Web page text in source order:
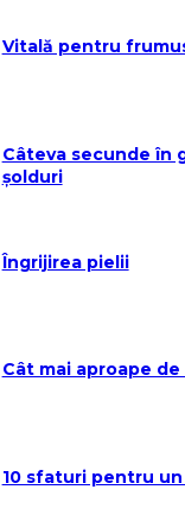
Vitală pentru
Câteva secunde în
șolduri
Îngrijirea pielii
Cât mai aproape
10 sfaturi pentru